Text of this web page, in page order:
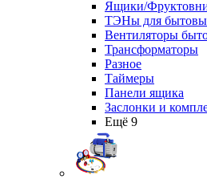
Ящики/
ТЭНы для
Вентиляторы
Трансформаторы
Разное
Таймеры
Панели ящика
Заслонки и
Ещё 9